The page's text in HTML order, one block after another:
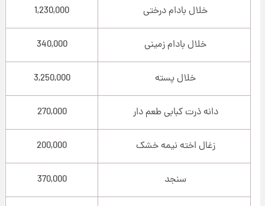
خلال بادام درختی 1,230,000
خلال بادام زمینی 340,000
خلال پسته 3,250,000
دانه ذرت کبابی طعم دار 270,000
زغال اخته نیمه خشک 200,000
سنجد 370,000